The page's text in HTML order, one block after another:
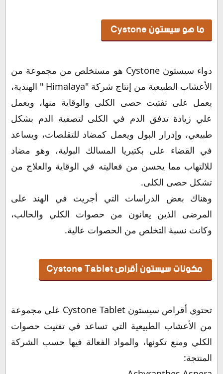
ما هو سيستون Cystone
دواء سيستون Cystone هو مستخلص من مجموعة من
الأعشاب الطبيعية من إنتاج شركة "Himalaya " الهندية،
يعمل على تفتيت حصى الكلى والوقاية منها، ويعمل
علي زيادة تدفق الدم في الكلى لتصفية الدم بشكل
طبيعي، وإدرار البول ويعمل كمضاد للتقلصات، ويساعد
في القضاء على بكتيريا المسالك البولية، وهو مضاد
للالتهاب مما يحسن من فعاليته في الوقاية والعلاج من
تشكل حصى الكلى.
وهناك بعض الدراسات التي أجريت في الهند على
المرضى الذين يعانون من حصوات الكلي والحالب،
وكانت نسبة التخلص من الحصوات عالية.
مكونات سيستون أقراص Cystone Tablet
تحتوي أقراص سيستون Cystone Tablet علي مجموعة
من الأعشاب الطبيعية التي تساعد في تفتيت حصوات
الكلي ومنع تكونها، والمواد الفعالة فيها حسب الشركة
المنتجة: